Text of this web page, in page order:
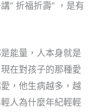
“ 折福折壽” ，是有
能量，人本身就是
在對孩子的那種愛
，他生病越多，越
人為什麼年紀輕輕